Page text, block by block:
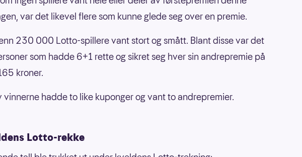
var det likevel flere som kunne glede seg over en premie.
230 000 Lotto-spillere vant stort og smått. Blant disse var det
som hadde 6+1 rette og sikret seg hver sin andrepremie på
kroner.
vinnerne hadde to like kuponger og vant to andrepremier.
Lotto-rekke